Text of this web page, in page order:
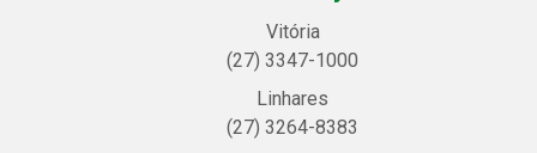
Vitória
(27) 3347-1000
Linhares
(27) 3264-8383